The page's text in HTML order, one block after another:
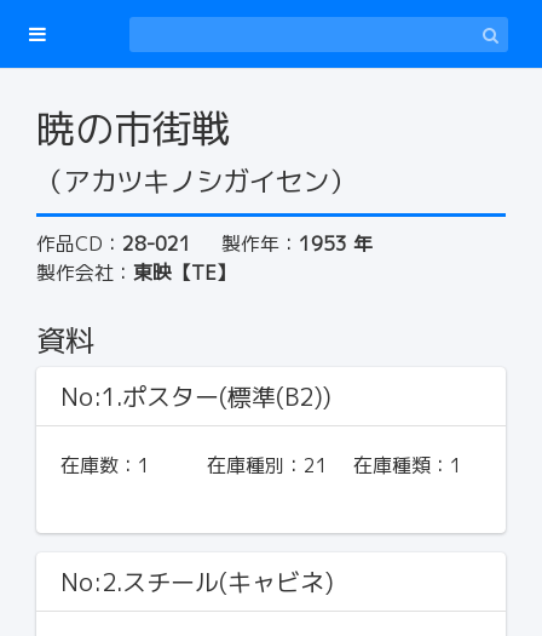
暁の市街戦
（アカツキノシガイセン）
作品CD： 28-021 製作年： 1953 年
製作会社： 東映【TE】
資料
No:1.ポスター(標準(B2))
在庫数： 1 在庫種別： 21 在庫種類： 1
No:2.スチール(キャビネ)